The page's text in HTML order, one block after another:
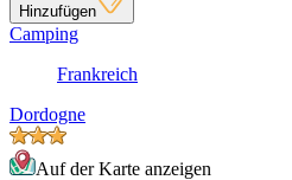
Hinzufügen
Camping
Frankreich
Dordogne
Auf der Karte anzeigen